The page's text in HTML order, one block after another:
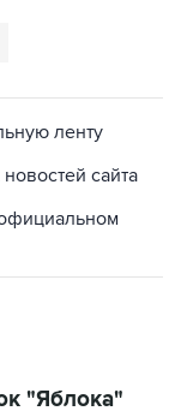
ленту
сайта
"Яблока"